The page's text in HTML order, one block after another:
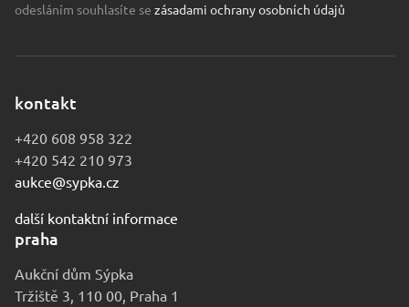
odesláním souhlasíte se zásadami ochrany osobních údajů
kontakt
+420 608 958 322
+420 542 210 973
aukce@sypka.cz
další kontaktní informace
praha
Aukční dům Sýpka
Tržiště 3, 110 00, Praha 1